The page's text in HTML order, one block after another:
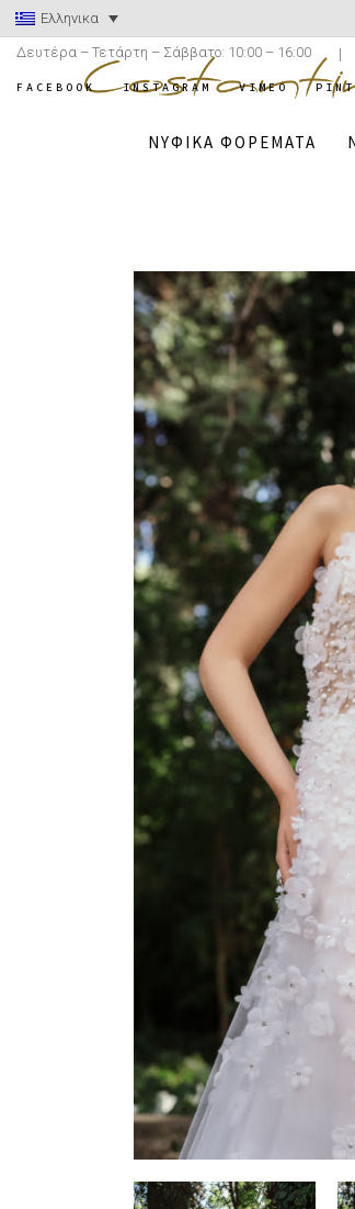
Ελληνικα
Δευτέρα – Τετάρτη – Σάββατο: 10:00 – 16:00
FACEBOOK INSTAGRAM VIMEO
ΝΥΦΙΚΆ ΦΟΡΈΜΑΤΑ